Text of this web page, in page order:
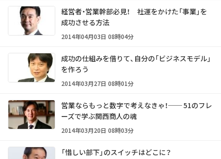
経営者・営業幹部必見！ 社運をかけた「事業」を
成功させる方法
2014年04月03日 08時04分
成功の仕組みを借りて、自分の「ビジネスモデル」
を作ろう
2014年03月27日 08時01分
営業ならもっと数字で考えなきゃ！── 51のフレ
ーズで学ぶ関西商人の魂
2014年03月20日 08時03分
「惜しい部下」のスイッチはどこに？